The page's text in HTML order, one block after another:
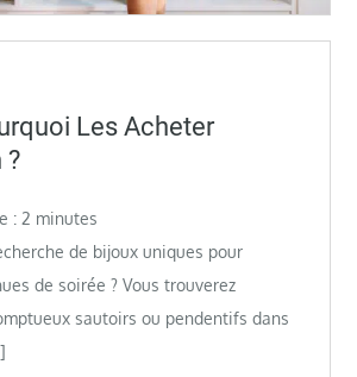
Les Acheter
?
:2 minutes
de bijoux uniques pour
de soirée ? Vous trouverez
sautoirs ou pendentifs dans